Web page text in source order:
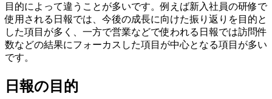
目的によって違うことが多いです。例えば新入社員の研修で
使用される日報では、今後の成長に向けた振り返りを目的と
した項目が多く、一方で営業などで使われる日報では訪問件
数などの結果にフォーカスした項目が中心となる項目が多い
です。
日報の目的